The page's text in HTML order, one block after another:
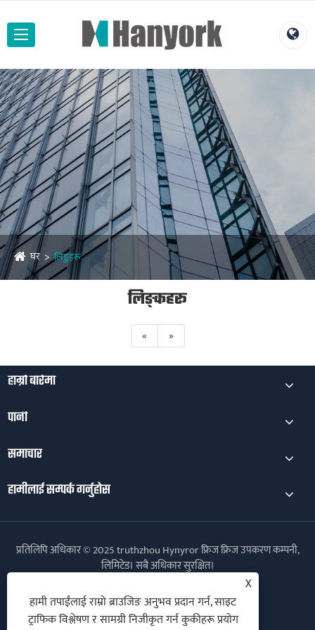
घर लिङ्कहरू
लिङ्कहरू
« »
हाम्रो बारेमा
पानी
समाचार
हामीलाई सम्पर्क गर्नुहोस
प्रतिलिपि अधिकार © 2025 truthzhou Hynyror फ्रिज फ्रिज उपकरण कम्पनी,
लिमिटेड। सबै अधिकार सुरक्षित।
Follow Us
X
हामी तपाईंलाई राम्रो ब्राउजिङ अनुभव प्रदान गर्न, साइट
ट्राफिक विश्लेषण र सामग्री निजीकृत गर्न कुकीहरू प्रयोग